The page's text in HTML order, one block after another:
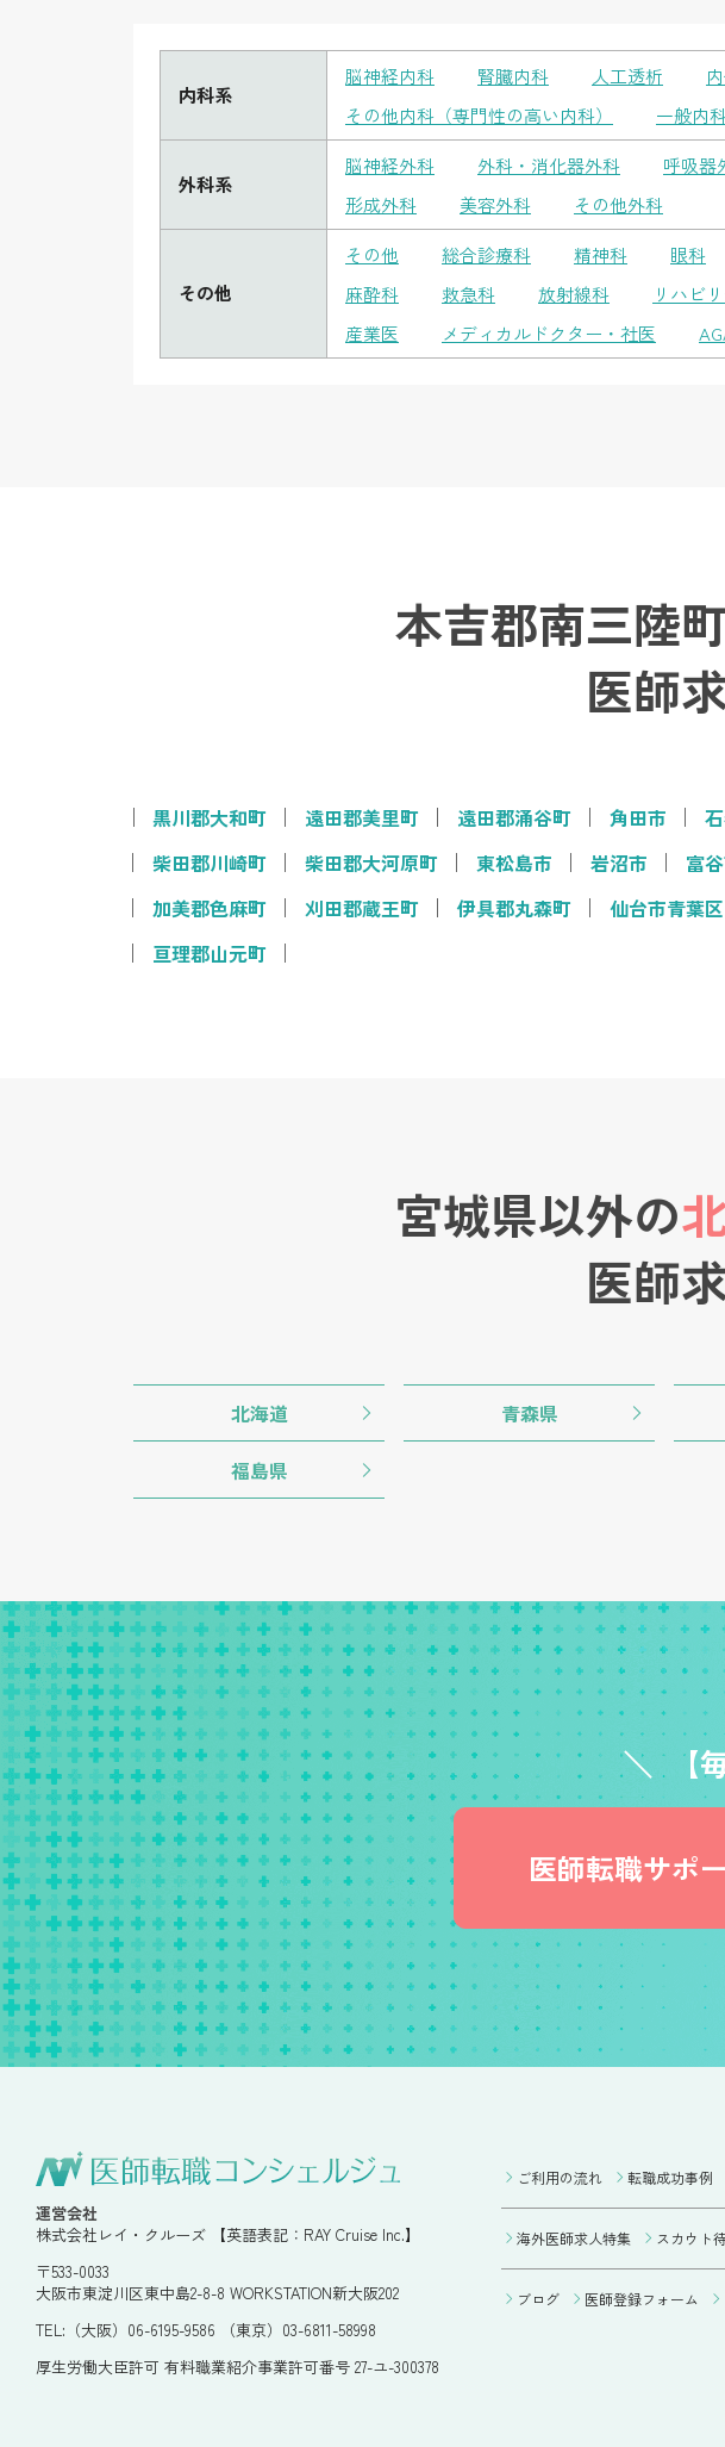
内科系
脳神経内科 腎臓内科 人工透析
その他内科（専門性の高い内科）
一般内
外科系
脳神経外科 外科・消化器外科 呼吸器
形成外科
美容外科 その他外科
その他
その他 総合診療科 精神科 眼科
麻酔科
救急科 放射線科 リハビ
産業医
メディカルドクター・社医
本吉郡南三陸
医師
黒川郡大和町 遠田郡美里町 遠田郡涌谷町 角田市
柴田郡川崎町
柴田郡大河原町 東松島市 岩沼市 富
加美郡色麻町
刈田郡蔵王町 伊具郡丸森町 仙台市青葉区
亘理郡山元町
宮城県以外の
医師
北海道 青森県
福島県
【
医師転職サポ
運営会社
株式会社レイ・クルーズ 【英語表記：RAY Cruise Inc.】
〒533-0033
大阪市東淀川区東中島2-8-8 WORKSTATION新大阪202
TEL:（大阪）06-6195-9586 （東京）03-6811-58998
厚生労働大臣許可 有料職業紹介事業許可番号 27-ユ-300378
ご利用の流れ 転職成功事例
海外医師求人特集 スカウト
ブログ 医師登録フォーム